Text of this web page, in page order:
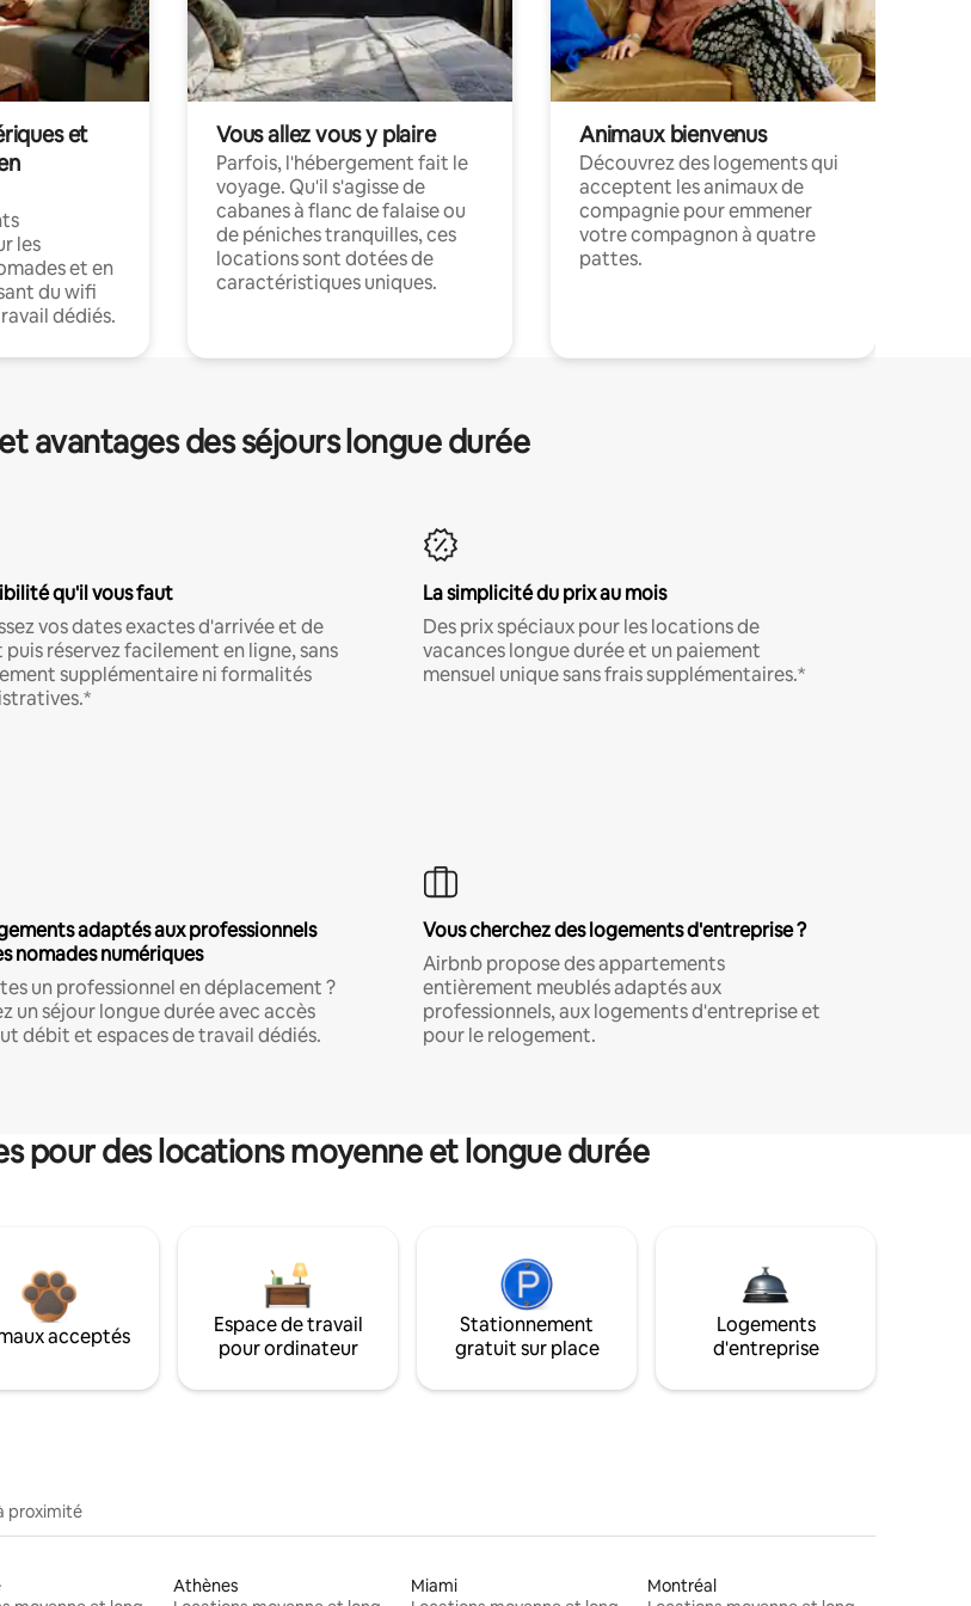
et
les
et en
du wifi
dédiés.
Vous allez vous y plaire
Parfois, l'hébergement fait le
voyage. Qu'il s'agisse de
cabanes à flanc de falaise ou
de péniches tranquilles, ces
locations sont dotées de
caractéristiques uniques.
Animaux bienvenus
Découvrez des logements qui
acceptent les animaux de
compagnie pour emmener
votre compagnon à quatre
pattes.
avantages des séjours longue durée
qu'il vous faut
vos dates exactes d'arrivée et de
réservez facilement en ligne, sans
supplémentaire ni formalités
La simplicité du prix au mois
Des prix spéciaux pour les locations de
vacances longue durée et un paiement
mensuel unique sans frais supplémentaires.*
adaptés aux professionnels
nomades numériques
un professionnel en déplacement ?
un séjour longue durée avec accès
débit et espaces de travail dédiés.
Vous cherchez des logements d'entreprise ?
Airbnb propose des appartements
entièrement meublés adaptés aux
professionnels, aux logements d'entreprise et
pour le relogement.
pour des locations moyenne et longue durée
acceptés
Espace de travail
pour ordinateur
Stationnement
gratuit sur place
Logements
d'entreprise
proximité
Athènes
Miami
Montréal